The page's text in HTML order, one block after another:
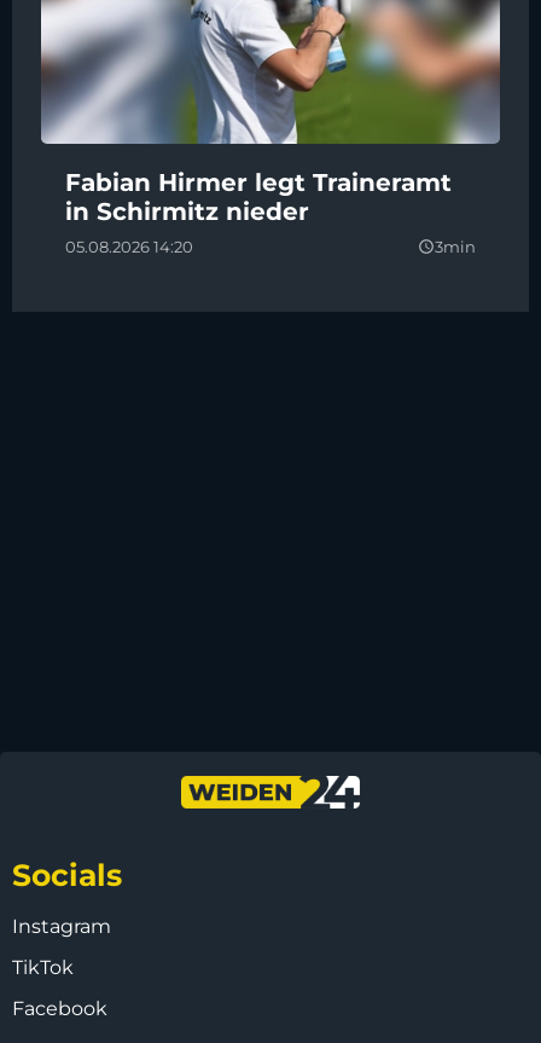
Fabian Hirmer legt Traineramt
in Schirmitz nieder
05.08.2026 14:20 query_builder3min
Socials
Instagram
TikTok
Facebook